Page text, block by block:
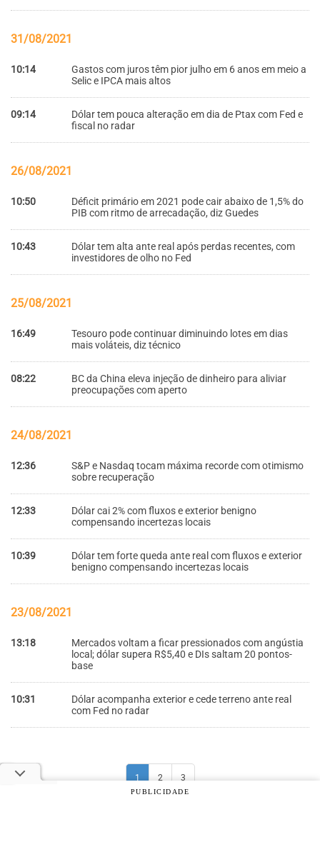
31/08/2021
10:14
Gastos com juros têm pior julho em 6 anos em meio a
Selic e IPCA mais altos
09:14
Dólar tem pouca alteração em dia de Ptax com Fed e
fiscal no radar
26/08/2021
10:50
Déficit primário em 2021 pode cair abaixo de 1,5% do
PIB com ritmo de arrecadação, diz Guedes
10:43
Dólar tem alta ante real após perdas recentes, com
investidores de olho no Fed
25/08/2021
16:49
Tesouro pode continuar diminuindo lotes em dias
mais voláteis, diz técnico
08:22
BC da China eleva injeção de dinheiro para aliviar
preocupações com aperto
24/08/2021
12:36
S&P e Nasdaq tocam máxima recorde com otimismo
sobre recuperação
12:33
Dólar cai 2% com fluxos e exterior benigno
compensando incertezas locais
10:39
Dólar tem forte queda ante real com fluxos e exterior
benigno compensando incertezas locais
23/08/2021
13:18
Mercados voltam a ficar pressionados com angústia
local; dólar supera R$5,40 e DIs saltam 20 pontos-
base
10:31
Dólar acompanha exterior e cede terreno ante real
com Fed no radar
1 2 3
PUBLICIDADE